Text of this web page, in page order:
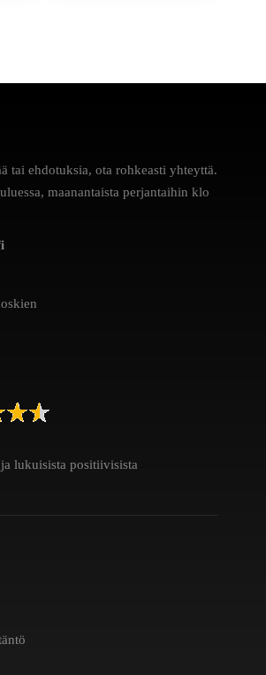
tai ehdotuksia, ota rohkeasti yhteyttä.
maanantaista perjantaihin klo
lukuisista positiivisista